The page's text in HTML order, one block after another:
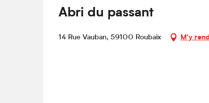
Abri du passant
14 Rue Vauban, 59100 Roubaix M'y